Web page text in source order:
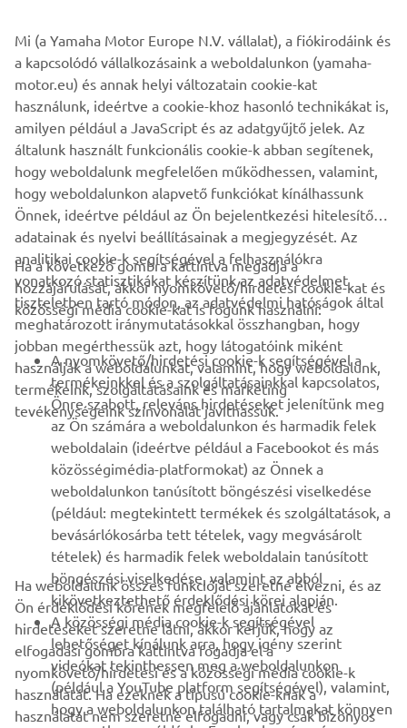
simpler and more efficient, with YamaTrack® helping with
everything from the scheduling of rounds and speed of
play, to maintenance and security.
DISCOVER THE RANGE
VÁLLALATI
B2B
TÖBB YAMAHA
TÁMOGATÁS
HÍRLEVÉL
Legyél az elsők között, aki a legújabb ajánlatokról, különleges
eseményekről, újdonságokról stb. értesül.
ELŐFIZETÉS
Olvassa el Adatvédelmi szabályzatunkat, hogy megtudja, hogyan
Mi (a Yamaha Motor Europe N.V. vállalat), a fiókirodáink és
a kapcsolódó vállalkozásaink a weboldalunkon (yamaha-
motor.eu) és annak helyi változatain cookie-kat
használunk, ideértve a cookie-khoz hasonló technikákat is,
amilyen például a JavaScript és az adatgyűjtő jelek. Az
általunk használt funkcionális cookie-k abban segítenek,
hogy weboldalunk megfelelően működhessen, valamint,
hogy weboldalunkon alapvető funkciókat kínálhassunk
Önnek, ideértve például az Ön bejelentkezési hitelesítő
adatainak és nyelvi beállításainak a megjegyzését. Az
analitikai cookie-k segítségével a felhasználókra
vonatkozó statisztikákat készítünk az adatvédelmet
tiszteletben tartó módon, az adatvédelmi hatóságok által
meghatározott iránymutatásokkal összhangban, hogy
jobban megérthessük azt, hogy látogatóink miként
használják a weboldalunkat, valamint, hogy weboldalunk,
termékeink, szolgáltatásaink és marketing
tevékenységeink színvonalát javíthassuk.
Ha a következő gombra kattintva megadja a
hozzájárulását, akkor nyomkövető/hirdetési cookie-kat és
közösségi média cookie-kat is fogunk használni:
A nyomkövető/hirdetési cookie-k segítségével a
termékeinkkel és a szolgáltatásainkkal kapcsolatos,
Önre szabott, releváns hirdetéseket jelenítünk meg
az Ön számára a weboldalunkon és harmadik felek
weboldalain (ideértve például a Facebookot és más
közösségimédia-platformokat) az Önnek a
weboldalunkon tanúsított böngészési viselkedése
(például: megtekintett termékek és szolgáltatások, a
bevásárlókosárba tett tételek, vagy megvásárolt
tételek) és harmadik felek weboldalain tanúsított
böngészési viselkedése, valamint az abból
kikövetkeztethető érdeklődési körei alapján.
A közösségi média cookie-k segítségével
lehetőséget kínálunk arra, hogy igény szerint
videókat tekinthessen meg a weboldalunkon
(például a YouTube platform segítségével), valamint,
hogy a weboldalunkon található tartalmakat könnyen
Ha weboldalunk összes funkcióját szeretné élvezni, és az
Ön érdeklődési körének megfelelő ajánlatokat és
hirdetéseket szeretne látni, akkor kérjük, hogy az
elfogadási gombra kattintva fogadja el a
nyomkövető/hirdetési és a közösségi média cookie-k
használatát. Ha ezeknek a típusú cookie-knak a
használatát nem szeretné elfogadni, vagy csak bizonyos